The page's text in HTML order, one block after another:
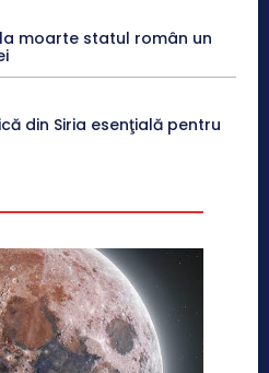
moarte statul român un
din Siria esenţială pentru